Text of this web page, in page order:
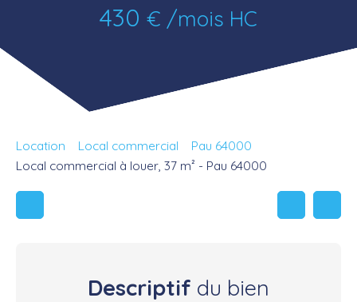
430 € /mois HC
Location Local commercial
Pau 64000
Local commercial à louer, 37 m² - Pau 64000
Descriptif du bien